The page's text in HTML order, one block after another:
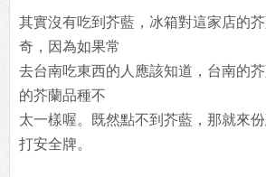
其實沒有吃到芥藍，冰箱對這家店的
奇，因為如果常
去台南吃東西的人應該知道，台南的
的芥蘭品種不
太一樣喔。既然點不到芥藍，那就來
打安全牌。